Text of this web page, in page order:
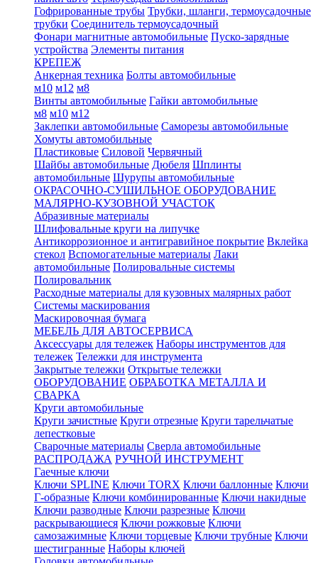
Гофрированные трубы Трубки, шланги, термоусадочные
трубки Соединитель термоусадочный
Фонари магнитные автомобильные Пуско-зарядные
устройства Элементы питания
КРЕПЕЖ
Анкерная техника Болты автомобильные
м10 м12 м8
Винты автомобильные Гайки автомобильные
м8 м10 м12
Заклепки автомобильные Саморезы автомобильные
Хомуты автомобильные
Пластиковые Силовой Червячный
Шайбы автомобильные Дюбеля Шплинты
автомобильные Шурупы автомобильные
ОКРАСОЧНО-СУШИЛЬНОЕ ОБОРУДОВАНИЕ
МАЛЯРНО-КУЗОВНОЙ УЧАСТОК
Абразивные материалы
Шлифовальные круги на липучке
Антикоррозионное и антигравийное покрытие Вклейка
стекол Вспомогательные материалы Лаки
автомобильные Полировальные системы
Полировальник
Расходные материалы для кузовных малярных работ
Системы маскирования
Маскировочная бумага
МЕБЕЛЬ ДЛЯ АВТОСЕРВИСА
Аксессуары для тележек Наборы инструментов для
тележек Тележки для инструмента
Закрытые тележки Открытые тележки
ОБОРУДОВАНИЕ ОБРАБОТКА МЕТАЛЛА И
СВАРКА
Круги автомобильные
Круги зачистные Круги отрезные Круги тарельчатые
лепестковые
Сварочные материалы Сверла автомобильные
РАСПРОДАЖА РУЧНОЙ ИНСТРУМЕНТ
Гаечные ключи
Ключи SPLINE Ключи TORX Ключи баллонные Ключи
Г-образные Ключи комбинированные Ключи накидные
Ключи разводные Ключи разрезные Ключи
раскрывающиеся Ключи рожковые Ключи
самозажимные Ключи торцевые Ключи трубные Ключи
шестигранные Наборы ключей